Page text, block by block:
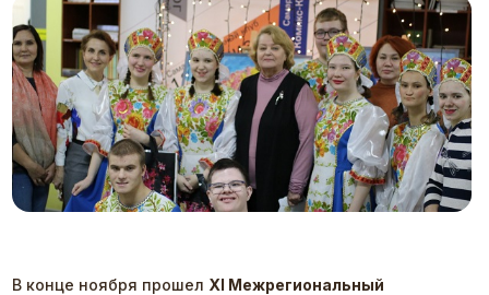
В конце ноября прошел XI Межрегиональный